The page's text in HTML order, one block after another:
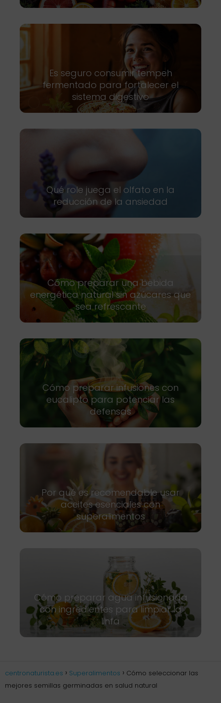
Es seguro consumir tempeh
fermentado para fortalecer el
sistema digestivo
Qué role juega el olfato en la
reducción de la ansiedad
Cómo preparar una bebida
energética natural sin azúcares que
sea refrescante
Cómo preparar infusiones con
eucalipto para potenciar las
defensas
Por qué es recomendable usar
aceites esenciales con
superalimentos
Cómo preparar agua infusionada
con ingredientes para limpiar la
linfa
centronaturista.es Superalimentos
Cómo seleccionar las
mejores semillas germinadas en salud natural